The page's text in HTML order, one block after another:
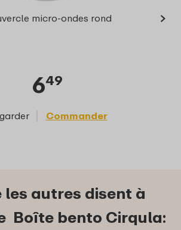
micro-ondes rond
649
Commander
Bol
›
les autres disent à
Boîte bento Cirqula: